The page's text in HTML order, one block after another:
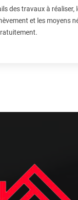
des travaux à réaliser,
et les moyens